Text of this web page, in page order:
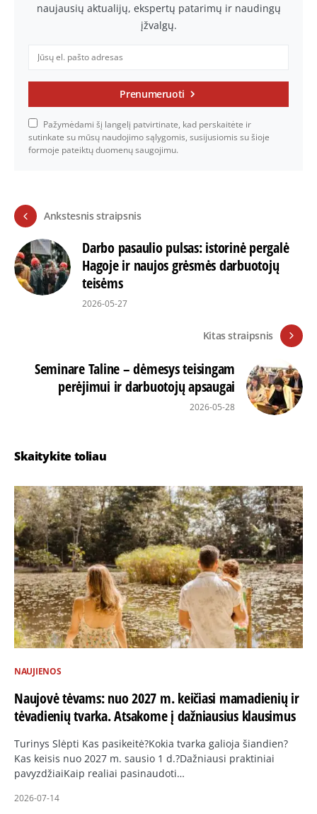
naujausių aktualijų, ekspertų patarimų ir naudingų
įžvalgų.
Prenumeruoti
Pažymėdami šį langelį patvirtinate, kad perskaitėte ir
sutinkate su mūsų naudojimo sąlygomis, susijusiomis su šioje
formoje pateiktų duomenų saugojimu.
Ankstesnis straipsnis
Darbo pasaulio pulsas: istorinė pergalė
Hagoje ir naujos grėsmės darbuotojų
teisėms
2026-05-27
Kitas straipsnis
Seminare Taline – dėmesys teisingam
perėjimui ir darbuotojų apsaugai
2026-05-28
Skaitykite toliau
NAUJIENOS
Naujovė tėvams: nuo 2027 m. keičiasi mamadienių ir
tėvadienių tvarka. Atsakome į dažniausius klausimus
Turinys Slėpti Kas pasikeitė?Kokia tvarka galioja šiandien?
Kas keisis nuo 2027 m. sausio 1 d.?Dažniausi praktiniai
pavyzdžiaiKaip realiai pasinaudoti…
2026-07-14